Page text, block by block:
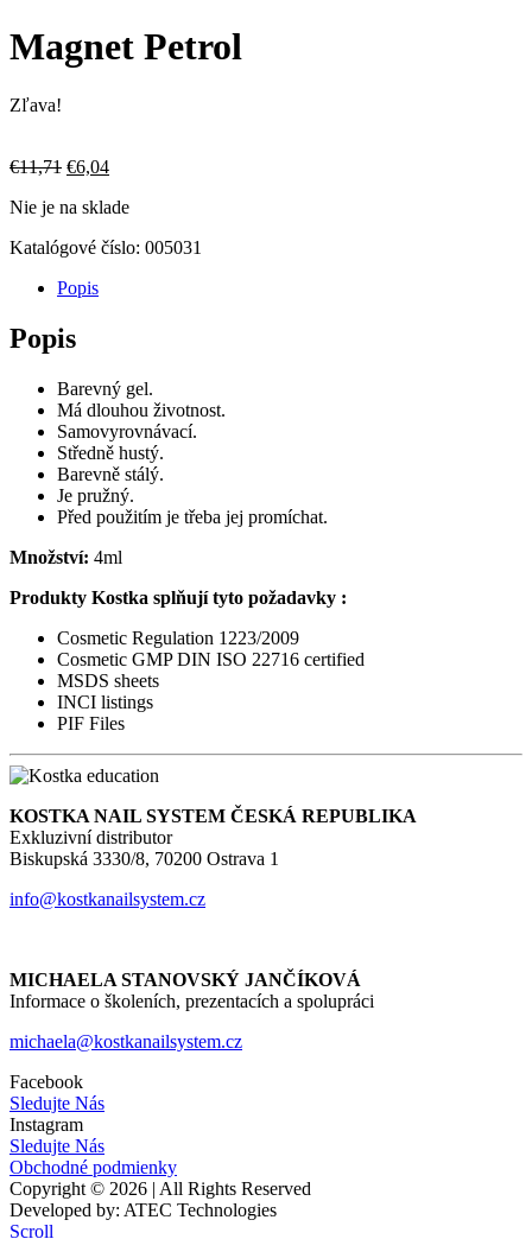
Magnet Petrol
Zľava!
€11,71 Pôvodná
bola:
€6,04Aktuálna
je:
Nie je na sklade
Katalógové číslo: 005031
Popis
Popis
Barevný gel.
Má dlouhou životnost.
Samovyrovnávací.
Středně hustý.
Barevně stálý.
Je pružný.
Před použitím je třeba jej promíchat.
Množství: 4ml
Produkty Kostka splňují tyto požadavky :
Cosmetic Regulation 1223/2009
Cosmetic GMP DIN ISO 22716 certified
MSDS sheets
INCI listings
PIF Files
KOSTKA NAIL SYSTEM ČESKÁ REPUBLIKA
Exkluzivní distributor
Biskupská 3330/8, 70200 Ostrava 1
info@kostkanailsystem.cz
MICHAELA STANOVSKÝ JANČÍKOVÁ
Informace o školeních, prezentacích a spolupráci
michaela@kostkanailsystem.cz
Facebook
Sledujte Nás
Instagram
Sledujte Nás
Obchodné podmienky
Copyright © 2026 | All Rights Reserved
Developed by: ATEC Technologies
Scroll